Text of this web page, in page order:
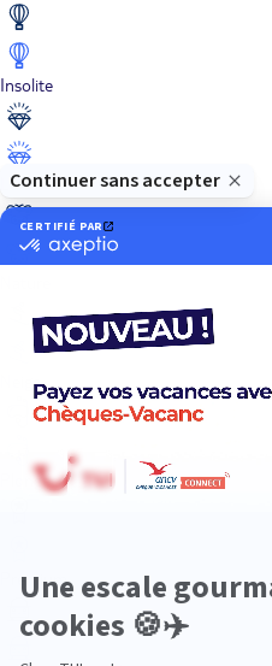
Insolite
Luxe
Neige
Plongée
Premium